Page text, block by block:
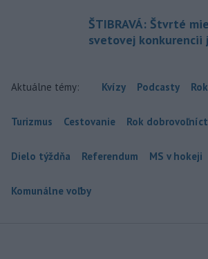
ŠTIBRAVÁ: Štvrté
svetovej konkurencii
Aktuálne témy: Kvízy Podcasty
Turizmus Cestovanie Rok
Dielo týždňa Referendum MS v hokeji
Komunálne voľby